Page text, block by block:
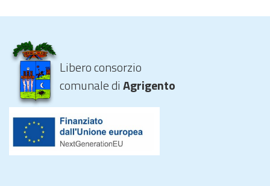
Libero consorzio
comunale diAgrigento